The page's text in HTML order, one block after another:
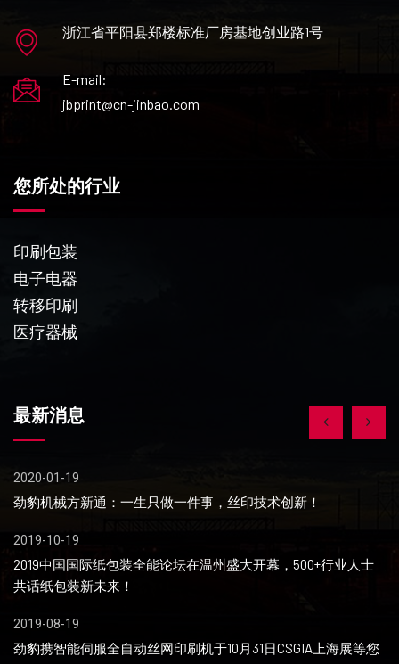
浙江省平阳县郑楼标准厂房基地创业路1号
E-mail:
jbprint@cn-jinbao.com
您所处的行业
印刷包装
电子电器
转移印刷
医疗器械
最新消息
2020-01-19
劲豹机械方新通：一生只做一件事，丝印技术创新！
2019-10-19
2019中国国际纸包装全能论坛在温州盛大开幕，500+行业人士
共话纸包装新未来！
2019-08-19
劲豹携智能伺服全自动丝网印刷机于10月31日CSGIA上海展等您